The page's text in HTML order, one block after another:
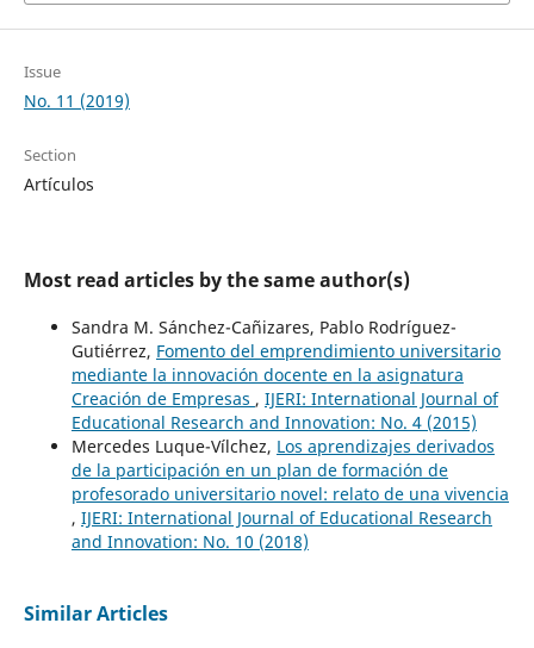
Issue
No. 11 (2019)
Section
Artículos
Most read articles by the same author(s)
Sandra M. Sánchez-Cañizares, Pablo Rodríguez-
Gutiérrez, Fomento del emprendimiento universitario
mediante la innovación docente en la asignatura
Creación de Empresas , IJERI: International Journal of
Educational Research and Innovation: No. 4 (2015)
Mercedes Luque-Vílchez, Los aprendizajes derivados
de la participación en un plan de formación de
profesorado universitario novel: relato de una vivencia
, IJERI: International Journal of Educational Research
and Innovation: No. 10 (2018)
Similar Articles